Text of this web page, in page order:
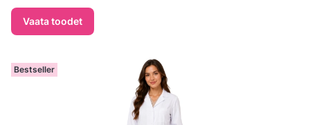
Vaata toodet
Bestseller